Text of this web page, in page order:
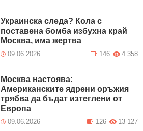
Украинска следа? Кола с
поставена бомба избухна край
Москва, има жертва
09.06.2026 4 358
146
Москва настоява:
Американските ядрени оръжия
трябва да бъдат изтеглени от
Европа
09.06.2026 13 127
126